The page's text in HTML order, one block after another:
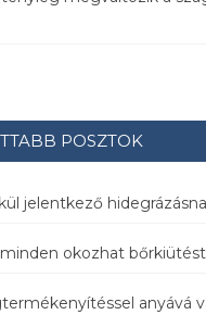
POSZTOK
jelentkező
okozhat
anyává